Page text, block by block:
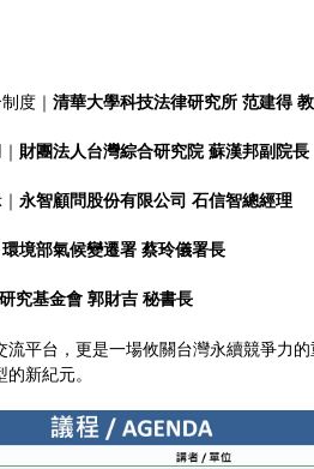
度​｜ 清華大學科技法律研究所 范建得
財團法人台灣綜合研究院 蘇漢邦副院長
永智顧問股份有限公司 石信智總經理​
環境部氣候變遷署 蔡玲儀署長
究基金會 郭財吉 秘書長
平台，更是一場攸關台灣永續競爭力
新紀元。